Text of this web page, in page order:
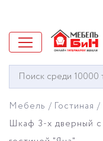
Окно
поиска
Мебель Гостиная
Шкаф 3-х дверный с